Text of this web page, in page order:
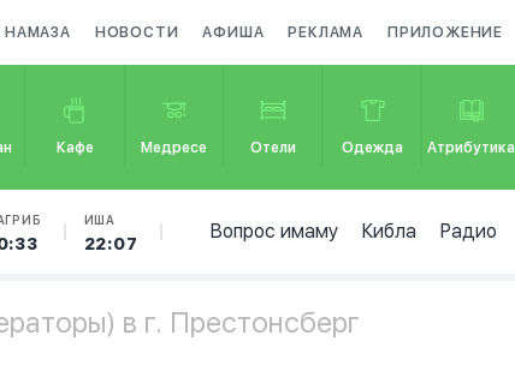
НАМАЗА НОВОСТИ АФИША РЕКЛАМА ПРИЛОЖЕНИЕ
Кафе Медресе Отели Одежда Атрибутика
ИША
22:07
Вопрос имаму Кибла Радио
в г. Престонсберг